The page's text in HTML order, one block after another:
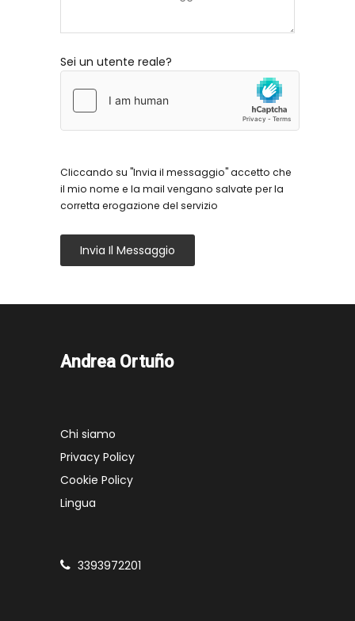
Sei un utente reale?
Cliccando su "Invia il messaggio" accetto che
il mio nome e la mail vengano salvate per la
corretta erogazione del servizio
Invia Il Messaggio
Andrea Ortuño
Chi siamo
Privacy Policy
Cookie Policy
Lingua
3393972201